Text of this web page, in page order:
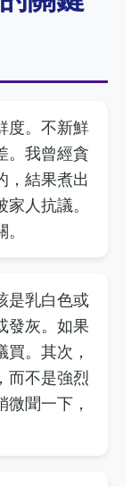
度。不新鮮
。我曾經貪
，結果煮出
人抗議。
是乳白色或
發灰。如果
。其次，
而不是強烈
聞一下，